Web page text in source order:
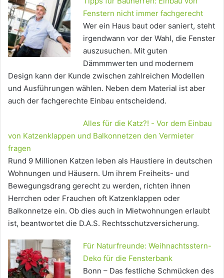
Fenstern nicht immer fachgerecht
Wer ein Haus baut oder saniert, steht
irgendwann vor der Wahl, die Fenster
auszusuchen. Mit guten
Dämmmwerten und modernem
Design kann der Kunde zwischen zahlreichen Modellen
und Ausführungen wählen. Neben dem Material ist aber
auch der fachgerechte Einbau entscheidend.
Alles für die Katz?! - Vor dem Einbau
von Katzenklappen und Balkonnetzen den Vermieter
fragen
Rund 9 Millionen Katzen leben als Haustiere in deutschen
Wohnungen und Häusern. Um ihrem Freiheits- und
Bewegungsdrang gerecht zu werden, richten ihnen
Herrchen oder Frauchen oft Katzenklappen oder
Balkonnetze ein. Ob dies auch in Mietwohnungen erlaubt
ist, beantwortet die D.A.S. Rechtsschutzversicherung.
Für Naturfreunde: Weihnachtsstern-
Deko für die Fensterbank
Bonn – Das festliche Schmücken des